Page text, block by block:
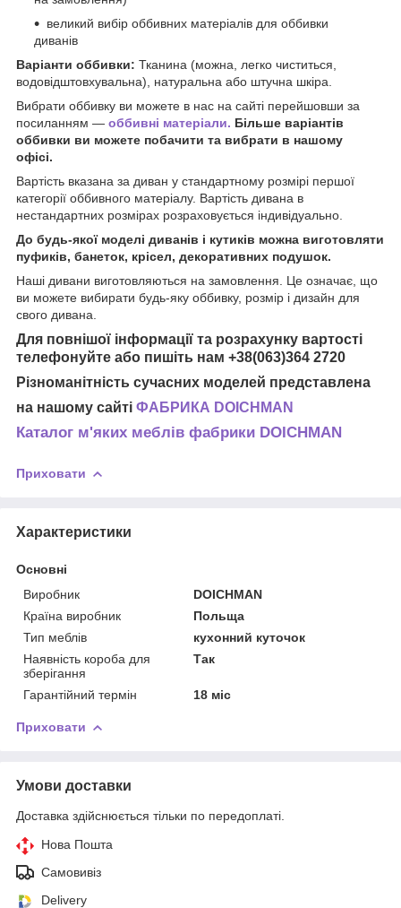
великий вибір оббивних матеріалів для оббивки
диванів
Варіанти оббивки: Тканина (можна, легко чиститься,
водовідштовхувальна), натуральна або штучна шкіра.
Вибрати оббивку ви можете в нас на сайті перейшовши за
посиланням — оббивні матеріали. Більше варіантів
оббивки ви можете побачити та вибрати в нашому
офісі.
Вартість вказана за диван у стандартному розмірі першої
категорії оббивного матеріалу. Вартість дивана в
нестандартних розмірах розраховується індивідуально.
До будь-якої моделі диванів і кутиків можна виготовляти
пуфиків, банеток, крісел, декоративних подушок.
Наші дивани виготовляються на замовлення. Це означає, що
ви можете вибирати будь-яку оббивку, розмір і дизайн для
свого дивана.
Для повнішої інформації та розрахунку вартості
телефонуйте або пишіть нам +38(063)364 2720
Різноманітність сучасних моделей представлена
на нашому сайті ФАБРИКА DOICHMAN
Каталог м'яких меблів фабрики DOICHMAN
Приховати
Характеристики
Основні
Виробник
DOICHMAN
Країна виробник
Польща
Тип меблів
кухонний куточок
Наявність короба для
зберігання
Так
Гарантійний термін 18 міс
Приховати
Умови доставки
Доставка здійснюється тільки по передоплаті.
Нова Пошта
Самовивіз
Delivery